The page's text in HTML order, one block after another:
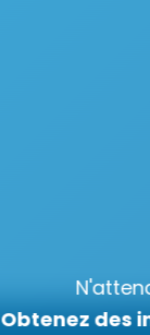
Obtenez des